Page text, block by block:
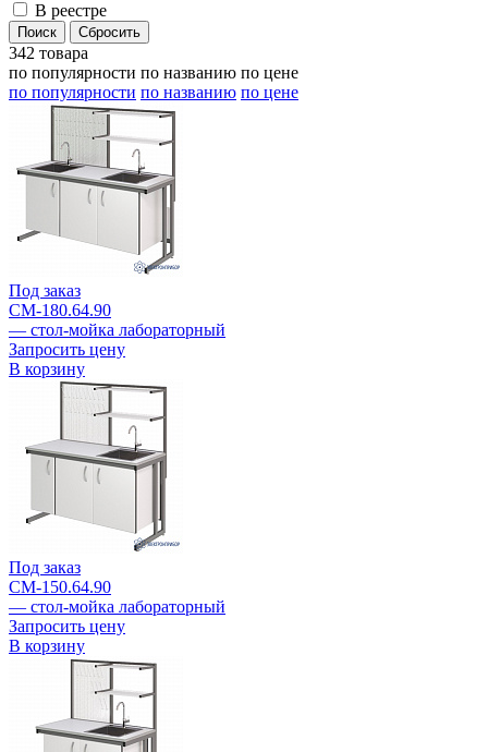
В реестре
342 товара
по популярности по названию по цене
по популярности по названию по цене
Под заказ
СМ-180.64.90
— cтол-мойка лабораторный
Запросить цену
В корзину
Под заказ
СМ-150.64.90
— cтол-мойка лабораторный
Запросить цену
В корзину